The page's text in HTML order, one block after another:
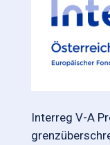
Interreg V-A